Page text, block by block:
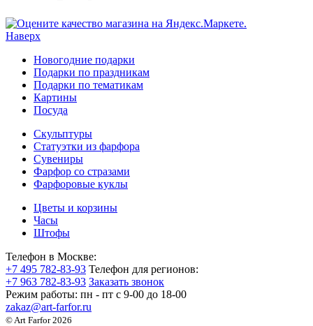
Наверх
Новогодние подарки
Подарки по праздникам
Подарки по тематикам
Картины
Посуда
Скульптуры
Статуэтки из фарфора
Сувениры
Фарфор со стразами
Фарфоровые куклы
Цветы и корзины
Часы
Штофы
Телефон в Москве:
+7 495 782-83-93 Телефон для регионов:
+7 963 782-83-93 Заказать звонок
Режим работы: пн - пт c 9-00 до 18-00
zakaz@art-farfor.ru
© Art Farfor 2026